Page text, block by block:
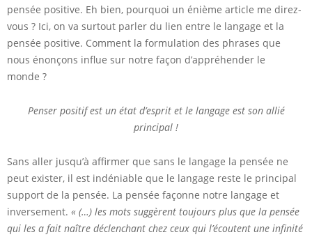
pensée positive. Eh bien, pourquoi un énième article me direz-
vous ? Ici, on va surtout parler du lien entre le langage et la
pensée positive. Comment la formulation des phrases que
nous énonçons influe sur notre façon d’appréhender le
monde ?
Penser positif est un état d’esprit et le langage est son allié
principal !
Sans aller jusqu’à affirmer que sans le langage la pensée ne
peut exister, il est indéniable que le langage reste le principal
support de la pensée. La pensée façonne notre langage et
inversement. « (…) les mots suggèrent toujours plus que la pensée
qui les a fait naître déclenchant chez ceux qui l’écoutent une infinité